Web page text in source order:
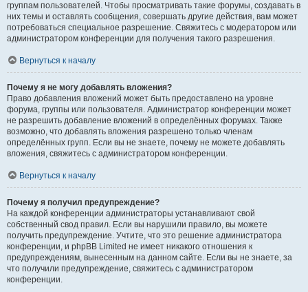
группам пользователей. Чтобы просматривать такие форумы, создавать в
них темы и оставлять сообщения, совершать другие действия, вам может
потребоваться специальное разрешение. Свяжитесь с модератором или
администратором конференции для получения такого разрешения.
Вернуться к началу
Почему я не могу добавлять вложения?
Право добавления вложений может быть предоставлено на уровне
форума, группы или пользователя. Администратор конференции может
не разрешить добавление вложений в определённых форумах. Также
возможно, что добавлять вложения разрешено только членам
определённых групп. Если вы не знаете, почему не можете добавлять
вложения, свяжитесь с администратором конференции.
Вернуться к началу
Почему я получил предупреждение?
На каждой конференции администраторы устанавливают свой
собственный свод правил. Если вы нарушили правило, вы можете
получить предупреждение. Учтите, что это решение администратора
конференции, и phpBB Limited не имеет никакого отношения к
предупреждениям, вынесенным на данном сайте. Если вы не знаете, за
что получили предупреждение, свяжитесь с администратором
конференции.